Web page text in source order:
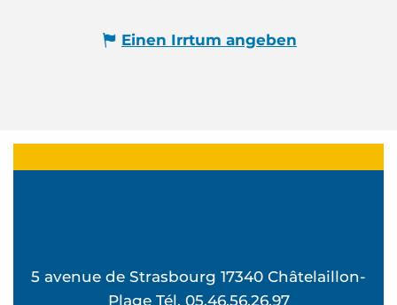
Einen Irrtum angeben
5 avenue de Strasbourg 17340 Châtelaillon-
Plage Tél. 05.46.56.26.97